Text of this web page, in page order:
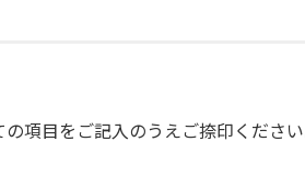
項目をご記入のうえご捺印ください